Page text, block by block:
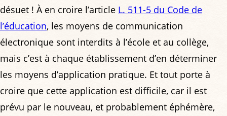
désuet ! À en croire l’article L. 511-5 du Code de
l’éducation, les moyens de communication
électronique sont interdits à l’école et au collège,
mais c’est à chaque établissement d’en déterminer
les moyens d’application pratique. Et tout porte à
croire que cette application est difficile, car il est
prévu par le nouveau, et probablement éphémère,